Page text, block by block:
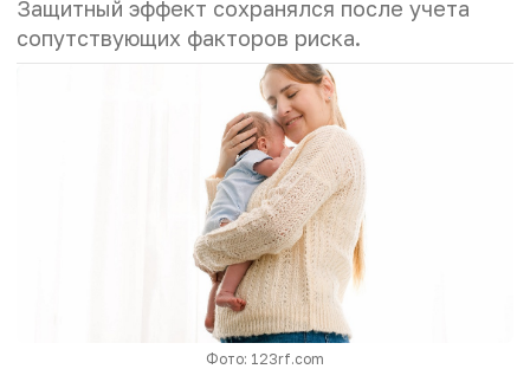
Защитный эффект сохранялся после учета
сопутствующих факторов риска.
Фото: 123rf.com